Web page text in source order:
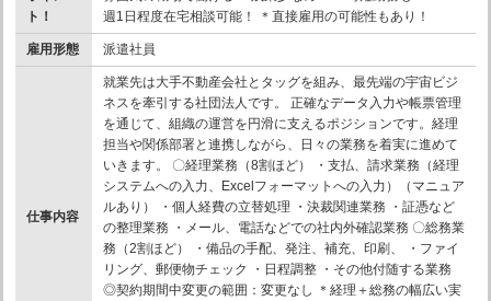
ト！
週1日程度在宅相談可能！ ＊直接雇用の可能性もあり！
雇用形態 派遣社員
仕事内容
就業先は大手不動産会社とタッグを組み、最先端の宇宙ビジ
ネスを牽引する社団法人です。 正確なデータ入力や帳票管理
を通じて、組織の運営を円滑に支えるポジションです。経理
担当や関係部署と連携しながら、日々の業務を着実に進めて
いきます。 〇経理業務（8割ほど） ・支払、請求業務（経理
システムへの入力、Excelフォーマットへの入力）（マニュア
ルあり） ・個人経費の立替処理 ・決裁関連業務 ・証憑など
の整理業務 ・メール、電話などでの社内外確認業務 〇総務業
務（2割ほど） ・備品の手配、発注、補充、印刷、 ・ファイ
リング、郵便物チェック ・日程調整 ・その他付随する業務
◎契約期間中変更の範囲：変更なし ＊経理＋総務の幅広い実